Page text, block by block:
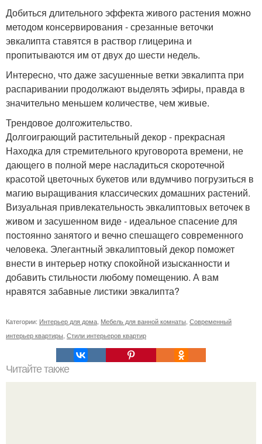
Добиться длительного эффекта живого растения можно
методом консервирования - срезанные веточки
эвкалипта ставятся в раствор глицерина и
пропитываются им от двух до шести недель.
Интересно, что даже засушенные ветки эвкалипта при
распаривании продолжают выделять эфиры, правда в
значительно меньшем количестве, чем живые.
Трендовое долгожительство.
Долгоиграющий растительный декор - прекрасная
Находка для стремительного круговорота времени, не
дающего в полной мере насладиться скоротечной
красотой цветочных букетов или вдумчиво погрузиться в
магию выращивания классических домашних растений.
Визуальная привлекательность эвкалиптовых веточек в
живом и засушенном виде - идеальное спасение для
постоянно занятого и вечно спешащего современного
человека. Элегантный эвкалиптовый декор поможет
внести в интерьер нотку спокойной изысканности и
добавить стильности любому помещению. А вам
нравятся забавные листики эвкалипта?
Категории: Интерьер для дома Мебель для ванной комнаты Современный
интерьер квартиры Стили интерьеров квартир
Читайте также